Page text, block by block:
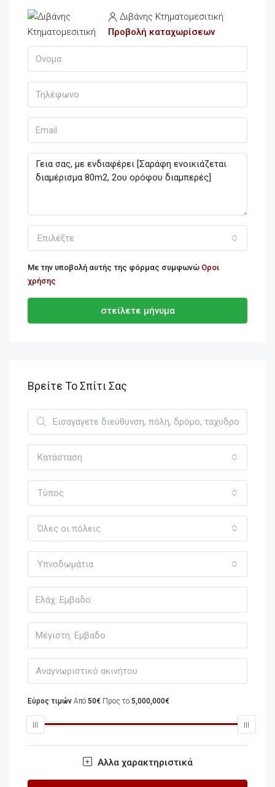
Διβάνης Κτηματομεσιτική
Προβολή καταχωρίσεων
Επιλέξτε
Με την υποβολή αυτής της φόρμας συμφωνώ Οροι
χρήσης
στείλετε μήνυμα
Βρείτε Το Σπίτι Σας
Κατάσταση
Τύπος
Όλες οι πόλεις
Υπνοδωμάτια
Εύρος τιμών Από 50€ Προς το 5,000,000€
Αλλα χαρακτηριστικά